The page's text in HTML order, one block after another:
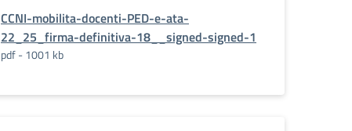
CCNI-mobilita-docenti-PED-e-ata-
22_25_firma-definitiva-18__signed-signed-1
pdf - 1001 kb